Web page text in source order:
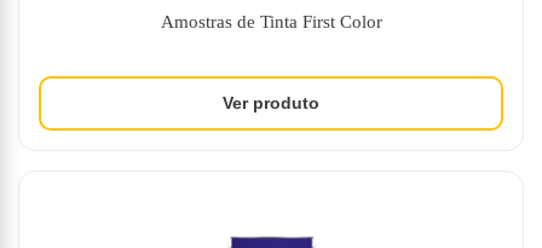
Amostras de Tinta First Color